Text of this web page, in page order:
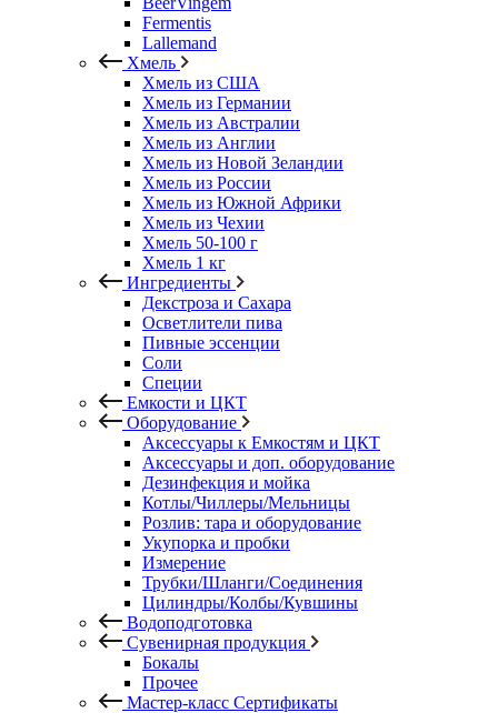
Fermentis
Lallemand
Хмель
Хмель из США
Хмель из Германии
Хмель из Австралии
Хмель из Англии
Хмель из Новой Зеландии
Хмель из России
Хмель из Южной Африки
Хмель из Чехии
Хмель 50-100 г
Хмель 1 кг
Ингредиенты
Декстроза и Сахара
Осветлители пива
Пивные эссенции
Соли
Специи
Емкости и ЦКТ
Оборудование
Аксессуары к Емкостям и ЦКТ
Аксессуары и доп. оборудование
Дезинфекция и мойка
Котлы/Чиллеры/Мельницы
Розлив: тара и оборудование
Укупорка и пробки
Измерение
Трубки/Шланги/Соединения
Цилиндры/Колбы/Кувшины
Водоподготовка
Сувенирная продукция
Бокалы
Прочее
Мастер-класс Сертификаты